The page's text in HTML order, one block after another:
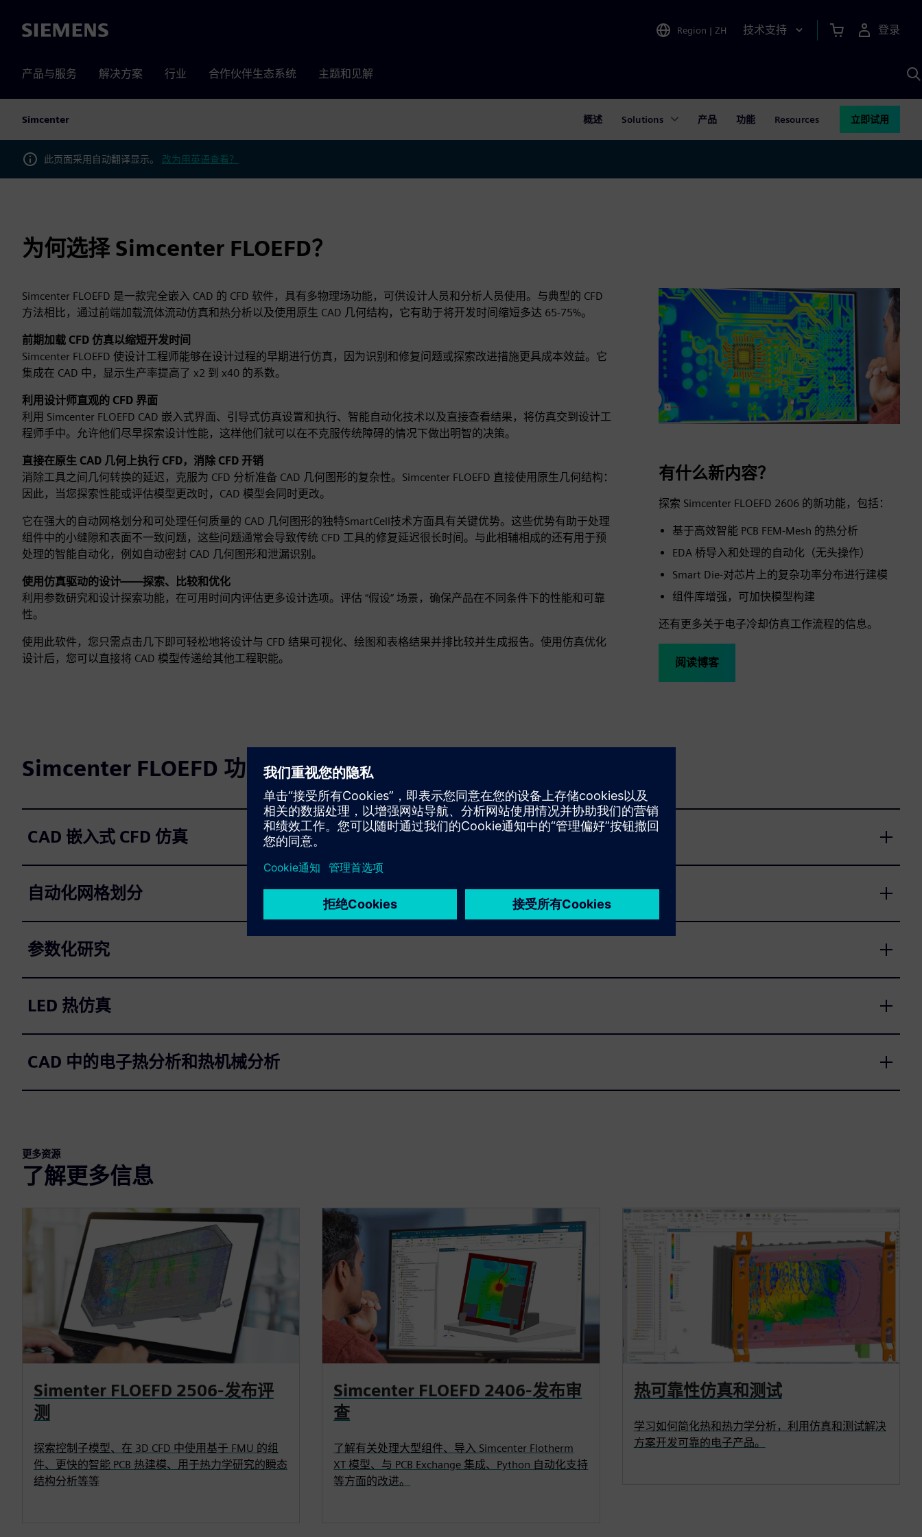
Siemens Region | ZH 技术支持 登录
产品与服务 解决方案 行业 合作伙伴生态系统 主题和见解
Simcenter 概述 Solutions 产品 功能 Resources 立即试用
此页面采用自动翻译显示。 改为用英语查看？
为何选择 Simcenter FLOEFD？
Simcenter FLOEFD 是一款完全嵌入 CAD 的 CFD 软件，具有多物理场功能，可供设计人员和分析人员使用。与典型的 CFD
方法相比，通过前端加载流体流动仿真和热分析以及使用原生 CAD 几何结构，它有助于将开发时间缩短多达 65-75%。
前期加载 CFD 仿真以缩短开发时间
Simcenter FLOEFD 使设计工程师能够在设计过程的早期进行仿真，因为识别和修复问题或探索改进措施更具成本效益。它
集成在 CAD 中，显示生产率提高了 x2 到 x40 的系数。
利用设计师直观的 CFD 界面
利用 Simcenter FLOEFD CAD 嵌入式界面、引导式仿真设置和执行、智能自动化技术以及直接查看结果，将仿真交到设计工
程师手中。允许他们尽早探索设计性能，这样他们就可以在不克服传统障碍的情况下做出明智的决策。
直接在原生 CAD 几何上执行 CFD，消除 CFD 开销
消除工具之间几何转换的延迟，克服为 CFD 分析准备 CAD 几何图形的复杂性。Simcenter FLOEFD 直接使用原生几何结构：
因此，当您探索性能或评估模型更改时，CAD 模型会同时更改。
它在强大的自动网格划分和可处理任何质量的 CAD 几何图形的独特SmartCell技术方面具有关键优势。这些优势有助于处理
组件中的小缝隙和表面不一致问题，这些问题通常会导致传统 CFD 工具的修复延迟很长时间。与此相辅相成的还有用于预
处理的智能自动化，例如自动密封 CAD 几何图形和泄漏识别。
使用仿真驱动的设计——探索、比较和优化
利用参数研究和设计探索功能，在可用时间内评估更多设计选项。评估 “假设” 场景，确保产品在不同条件下的性能和可靠
性。
使用此软件，您只需点击几下即可轻松地将设计与 CFD 结果可视化、绘图和表格结果并排比较并生成报告。使用仿真优化
设计后，您可以直接将 CAD 模型传递给其他工程职能。
有什么新内容？
探索 Simcenter FLOEFD 2606 的新功能，包括：
基于高效智能 PCB FEM-Mesh 的热分析
EDA 桥导入和处理的自动化（无头操作）
Smart Die-对芯片上的复杂功率分布进行建模
组件库增强，可加快模型构建
还有更多关于电子冷却仿真工作流程的信息。
阅读博客
Simcenter FLOEFD 功能
CAD 嵌入式 CFD 仿真
自动化网格划分
参数化研究
LED 热仿真
CAD 中的电子热分析和热机械分析
更多资源
了解更多信息
Simenter FLOEFD 2506-发布评
测
探索控制子模型、在 3D CFD 中使用基于 FMU 的组
件、更快的智能 PCB 热建模、用于热力学研究的瞬态
结构分析等等
Simcenter FLOEFD 2406-发布审
查
了解有关处理大型组件、导入 Simcenter Flotherm
XT 模型、与 PCB Exchange 集成、Python 自动化支持
等方面的改进。
热可靠性仿真和测试
学习如何简化热和热力学分析，利用仿真和测试解决
方案开发可靠的电子产品。